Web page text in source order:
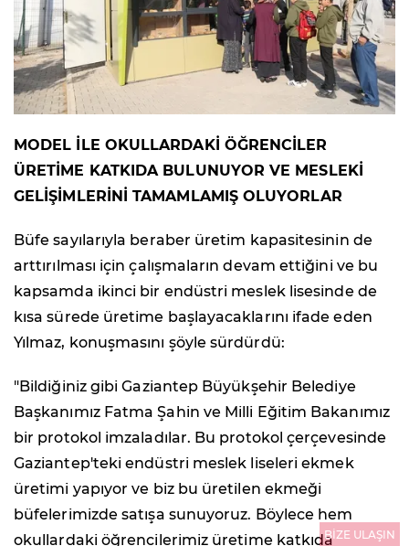
MODEL İLE OKULLARDAKİ ÖĞRENCİLER
ÜRETİME KATKIDA BULUNUYOR VE MESLEKİ
GELİŞİMLERİNİ TAMAMLAMIŞ OLUYORLAR
Büfe sayılarıyla beraber üretim kapasitesinin de
arttırılması için çalışmaların devam ettiğini ve bu
kapsamda ikinci bir endüstri meslek lisesinde de
kısa sürede üretime başlayacaklarını ifade eden
Yılmaz, konuşmasını şöyle sürdürdü:
"Bildiğiniz gibi Gaziantep Büyükşehir Belediye
Başkanımız Fatma Şahin ve Milli Eğitim Bakanımız
bir protokol imzaladılar. Bu protokol çerçevesinde
Gaziantep'teki endüstri meslek liseleri ekmek
üretimi yapıyor ve biz bu üretilen ekmeği
büfelerimizde satışa sunuyoruz. Böylece hem
okullardaki öğrencilerimiz üretime katkıdaBİZE ULAŞIN